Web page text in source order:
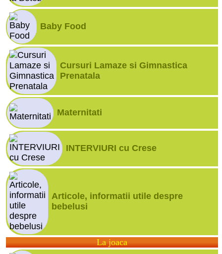
Baby Food
Cursuri Lamaze si Gimnastica
Prenatala
Maternitati
INTERVIURI cu Crese
Articole, informatii utile despre
bebelusi
La joaca